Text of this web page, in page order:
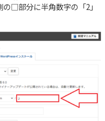
□部分に半角数字の「2」